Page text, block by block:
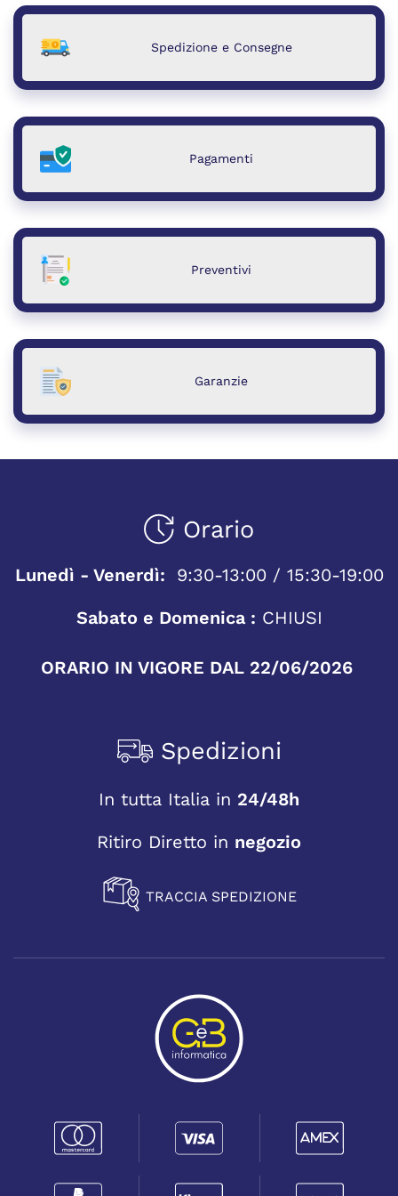
Spedizione e Consegne
Pagamenti
Preventivi
Garanzie
Orario
Lunedì - Venerdì:
9:30-13:00 / 15:30-19:00
Sabato e Domenica : CHIUSI
ORARIO IN VIGORE DAL 22/06/2026
Spedizioni
In tutta Italia in 24/48h
Ritiro Diretto in negozio
TRACCIA SPEDIZIONE